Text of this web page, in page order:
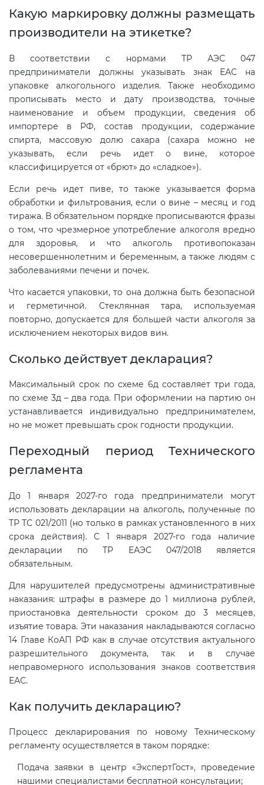
Какую маркировку должны размещать
производители на этикетке?
В соответствии с нормами ТР АЭС 047
предприниматели должны указывать знак ЕАС на
упаковке алкогольного изделия. Также необходимо
прописывать место и дату производства, точные
наименование и объем продукции, сведения об
импортере в РФ, состав продукции, содержание
спирта, массовую долю сахара (сахара можно не
указывать, если речь идет о вине, которое
классифицируется от «брют» до «сладкое»).
Если речь идет пиве, то также указывается форма
обработки и фильтрования, если о вине – месяц и год
тиража. В обязательном порядке прописываются фразы
о том, что чрезмерное употребление алкоголя вредно
для здоровья, и что алкоголь противопоказан
несовершеннолетним и беременным, а также людям с
заболеваниями печени и почек.
Что касается упаковки, то она должна быть безопасной
и герметичной. Стеклянная тара, используемая
повторно, допускается для большей части алкоголя за
исключением некоторых видов вин.
Сколько действует декларация?
Максимальный срок по схеме 6д составляет три года,
по схеме 3д – два года. При оформлении на партию он
устанавливается индивидуально предпринимателем,
но не может превышать срок годности продукции.
Переходный период Технического
регламента
До 1 января 2027-го года предприниматели могут
использовать декларации на алкоголь, полученные по
ТР ТС 021/2011 (но только в рамках установленного в них
срока действия). С 1 января 2027-го года наличие
декларации по ТР ЕАЭС 047/2018 является
обязательным.
Для нарушителей предусмотрены административные
наказания: штрафы в размере до 1 миллиона рублей,
приостановка деятельности сроком до 3 месяцев,
изъятие товара. Эти наказания накладываются согласно
14 Главе КоАП РФ как в случае отсутствия актуального
разрешительного документа, так и в случае
неправомерного использования знаков соответствия
ЕАС.
Как получить декларацию?
Процесс декларирования по новому Техническому
регламенту осуществляется в таком порядке:
Подача заявки в центр «ЭкспертГост», проведение
нашими специалистами бесплатной консультации;